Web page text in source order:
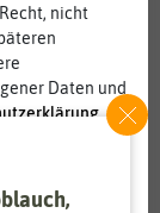
nicht
Daten und
.